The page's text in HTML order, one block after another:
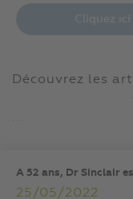
Découvrez les
...
A 52 ans, Dr Sinclair
25/05/2022